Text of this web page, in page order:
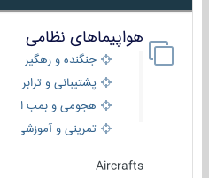
هواپیماهای نظامی
جنگنده و رهگیر
پشتیبانی و ترابری
هجومی و بمب افکن
تمرینی و آموزشی
Aircrafts